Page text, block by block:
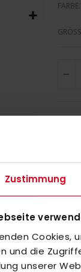
Zustimmung
Cookies,
und die
unserer
FARBE
GRÖSSE
dem Warenkorb